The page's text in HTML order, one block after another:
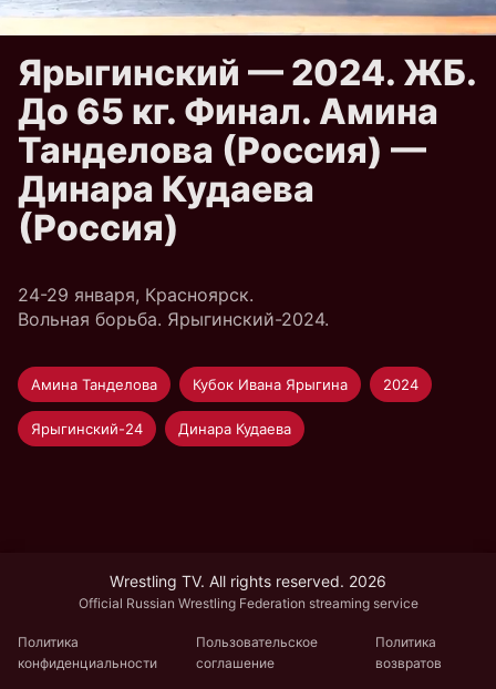
Ярыгинский — 2024. ЖБ.
До 65 кг. Финал. Амина
Танделова (Россия) —
Динара Кудаева
(Россия)
24-29 января, Красноярск.
Вольная борьба. Ярыгинский-2024.
Амина Танделова Кубок Ивана Ярыгина 2024
Ярыгинский-24 Динара Кудаева
Wrestling TV. All rights reserved. 2026
Official Russian Wrestling Federation streaming service
Политика
конфиденциальности
Пользовательское
соглашение
Политика
возвратов